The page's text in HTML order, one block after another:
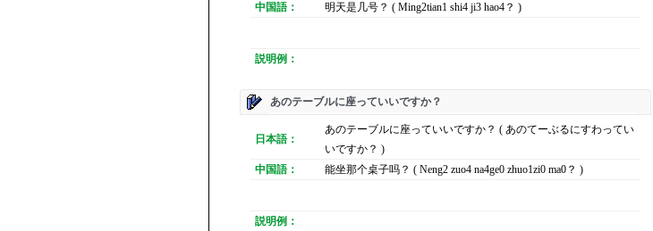
中国語：
明天是几号？ ( Ming2tian1 shi4 ji3 hao4？ )
説明例：
あのテーブルに座っていいですか？
日本語：
あのテーブルに座っていいですか？ ( あのてーぶるにすわってい
いですか？ )
中国語：
能坐那个桌子吗？ ( Neng2 zuo4 na4ge0 zhuo1zi0 ma0？ )
説明例：